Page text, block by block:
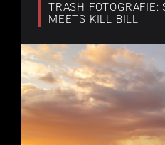
TRASH FOTOGRAFIE:
MEETS KILL BILL